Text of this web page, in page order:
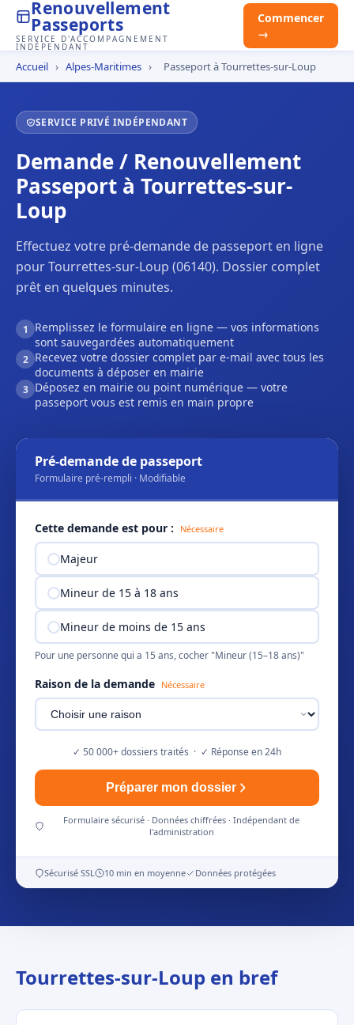
Renouvellement
Passeports
SERVICE D'ACCOMPAGNEMENT
INDÉPENDANT
Commencer
→
Accueil › Alpes-Maritimes › Passeport à Tourrettes-sur-Loup
SERVICE PRIVÉ INDÉPENDANT
Demande / Renouvellement
Passeport à Tourrettes-sur-
Loup
Effectuez votre pré-demande de passeport en ligne
pour Tourrettes-sur-Loup (06140). Dossier complet
prêt en quelques minutes.
1
Remplissez le formulaire en ligne — vos informations
sont sauvegardées automatiquement
2 Recevez votre dossier complet par e-mail avec tous les
documents à déposer en mairie
3 Déposez en mairie ou point numérique — votre
passeport vous est remis en main propre
Pré-demande de passeport
Formulaire pré-rempli · Modifiable
Cette demande est pour : Nécessaire
Majeur
Mineur de 15 à 18 ans
Mineur de moins de 15 ans
Pour une personne qui a 15 ans, cocher "Mineur (15–18 ans)"
Raison de la demande Nécessaire
✓ 50 000+ dossiers traités · ✓ Réponse en 24h
Préparer mon dossier
Formulaire sécurisé · Données chiffrées · Indépendant de
l'administration
Sécurisé SSL 10 min en moyenne Données protégées
Tourrettes-sur-Loup en bref